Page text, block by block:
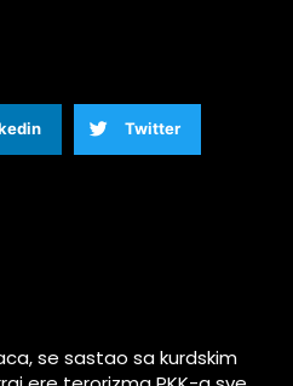
Twitter
se sastao sa kurdskim